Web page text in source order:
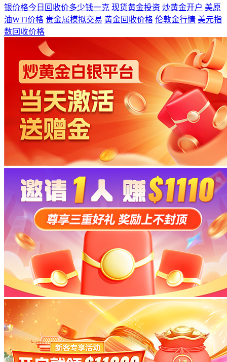
银价格今日回收价多少钱一克 现货黄金投资 炒黄金开户 美原
油WTI价格 贵金属模拟交易 黄金回收价格 伦敦金行情 美元指
数回收价格